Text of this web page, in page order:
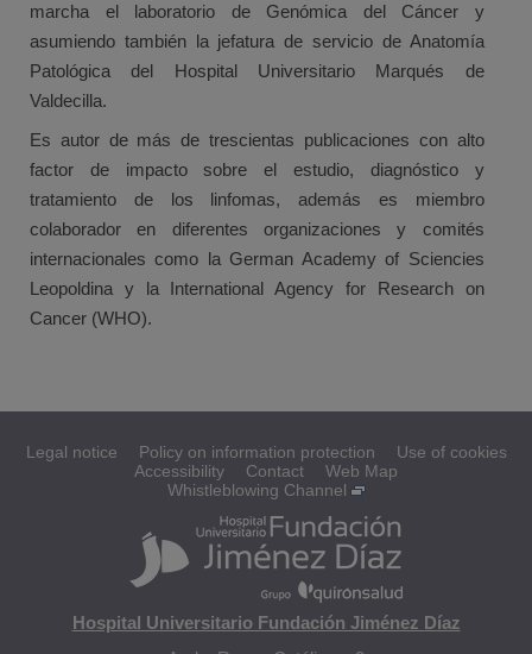
marcha el laboratorio de Genómica del Cáncer y
asumiendo también la jefatura de servicio de Anatomía
Patológica del Hospital Universitario Marqués de
Valdecilla.
Es autor de más de trescientas publicaciones con alto
factor de impacto sobre el estudio, diagnóstico y
tratamiento de los linfomas, además es miembro
colaborador en diferentes organizaciones y comités
internacionales como la German Academy of Sciencies
Leopoldina y la International Agency for Research on
Cancer (WHO).
Legal notice Policy on information protection
Use of cookies
Accessibility
Contact
Web Map
Whistleblowing Channel
Hospital Universitario Fundación Jiménez Díaz